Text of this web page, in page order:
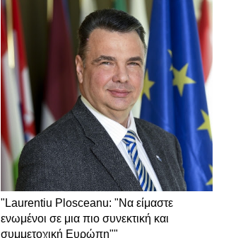
"Laurentiu Plosceanu: "Να είμαστε
ενωμένοι σε μια πιο συνεκτική και
συμμετοχική Ευρώπη""